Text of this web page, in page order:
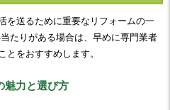
を送るために重要なリフォームの一
たりがある場合は、早めに専門業者
とをおすすめします。
魅力と選び方